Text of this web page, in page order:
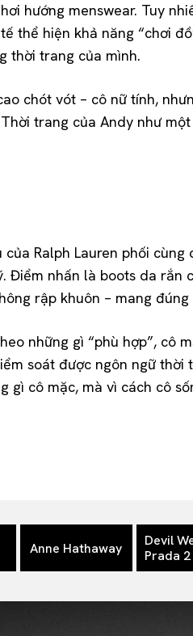
hướng menswear. Tuy
thể hiện khả năng “chơi
thời trang của mình.
chót vót – cô nữ tính,
trang của Andy như
Ralph Lauren phối
nhấn là boots da
rập khuôn – mang
những gì “phù hợp”,
soát được ngôn ngữ
gì cô mặc, mà vì cách cô
Anne Hathaway
Devil
Prada 2